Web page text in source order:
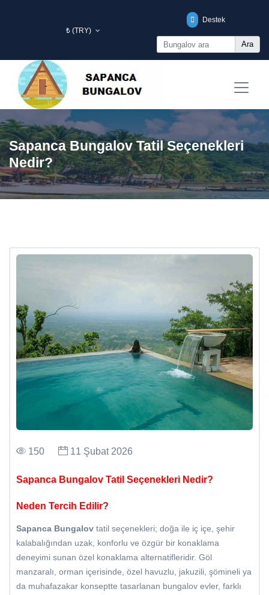
₺ (TRY)
Destek
Ara
Sapanca Bungalov Tatil Seçenekleri
Nedir?
150 11 Şubat 2026
Sapanca Bungalov Tatil Seçenekleri Nedir?
Neden Tercih Edilir?
Sapanca Bungalov tatil seçenekleri; doğa ile iç içe, şehir
kalabalığından uzak, konforlu ve özgür bir konaklama
deneyimi sunan özel konaklama alternatifleridir. Göl
manzaralı, orman içerisinde, özel havuzlu, jakuzili, şömineli ya
da muhafazakar konseptte tasarlanan bungalov evler, farklı